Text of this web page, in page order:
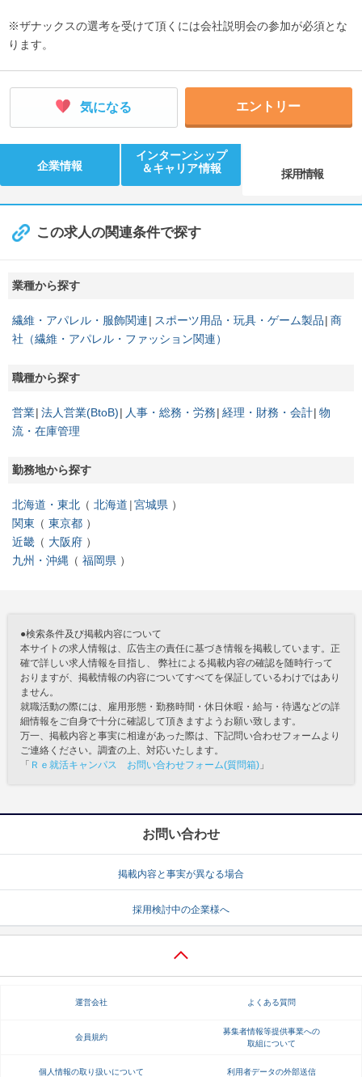
※ザナックスの選考を受けて頂くには会社説明会の参加が必須とな
ります。
気になる エントリー
企業情報
インターンシップ
＆キャリア情報
採用情報
この求人の関連条件で探す
業種から探す
繊維・アパレル・服飾関連 スポーツ用品・玩具・ゲーム製品 商
社（繊維・アパレル・ファッション関連）
職種から探す
営業 法人営業(BtoB) 人事・総務・労務 経理・財務・会計 物
流・在庫管理
勤務地から探す
北海道・東北 北海道 宮城県
関東
東京都
近畿
大阪府
九州・沖縄
福岡県
●検索条件及び掲載内容について
本サイトの求人情報は、広告主の責任に基づき情報を掲載しています。正
確で詳しい求人情報を目指し、 弊社による掲載内容の確認を随時行って
おりますが、掲載情報の内容についてすべてを保証しているわけではあり
ません。
就職活動の際には、雇用形態・勤務時間・休日休暇・給与・待遇などの詳
細情報をご自身で十分に確認して頂きますようお願い致します。
万一、掲載内容と事実に相違があった際は、下記問い合わせフォームより
ご連絡ください。調査の上、対応いたします。
「 Ｒｅ就活キャンパス お問い合わせフォーム(質問箱) 」
お問い合わせ
掲載内容と事実が異なる場合
採用検討中の企業様へ
運営会社 よくある質問
会員規約
募集者情報等提供事業への
取組について
個人情報の取り扱いについて 利用者データの外部送信